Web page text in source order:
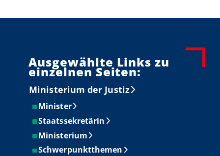
Ausgewählte Links zu
einzelnen Seiten:
Ministerium der Justiz
Minister
Staatssekretärin
Ministerium
Schwerpunktthemen